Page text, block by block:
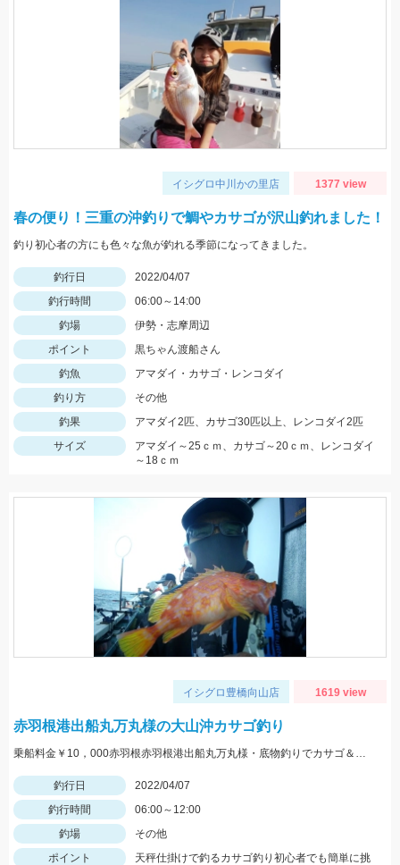
イシグロ中川かの里店 1377 view
春の便り！三重の沖釣りで鯛やカサゴが沢山釣れました！
釣り初心者の方にも色々な魚が釣れる季節になってきました。
釣行日
2022/04/07
釣行時間
06:00～14:00
釣場
伊勢・志摩周辺
ポイント
黒ちゃん渡船さん
釣魚
アマダイ・カサゴ・レンコダイ
釣り方
その他
釣果
アマダイ2匹、カサゴ30匹以上、レンコダイ2匹
サイズ
アマダイ～25ｃｍ、カサゴ～20ｃｍ、レンコダイ
～18ｃｍ
イシグロ豊橋向山店 1619 view
赤羽根港出船丸万丸様の大山沖カサゴ釣り
乗船料金￥10，000赤羽根赤羽根港出船丸万丸様・底物釣りでカサゴ＆鬼カサゴ釣れてます！！その他ハチカサゴやアマダイ等！
釣行日
2022/04/07
釣行時間
06:00～12:00
釣場
その他
ポイント
天秤仕掛けで釣るカサゴ釣り初心者でも簡単に挑